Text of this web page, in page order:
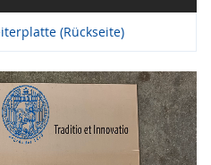
(Rückseite)